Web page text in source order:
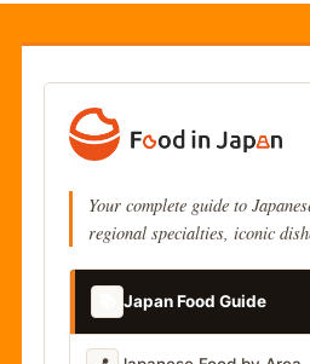
Your complete guide to
regional specialties, iconic
Japan Food Guide